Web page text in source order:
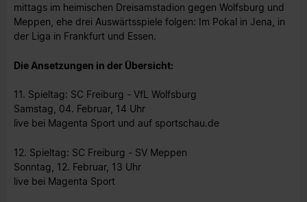
mittags im heimischen Dreisamstadion gegen Wolfsburg und
Meppen, ehe drei Auswärtsspiele folgen: Im Pokal in Jena, in
der Liga in Frankfurt und Essen.
Die Ansetzungen in der Übersicht:
11. Spieltag: SC Freiburg - VfL Wolfsburg
Samstag, 04. Februar, 14 Uhr
live bei Magenta Sport und auf sportschau.de
12. Spieltag: SC Freiburg - SV Meppen
Sonntag, 12. Februar, 13 Uhr
live bei Magenta Sport